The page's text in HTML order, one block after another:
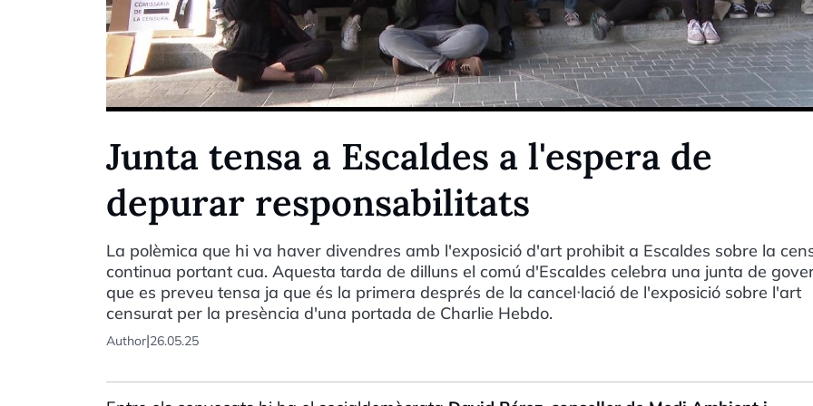
Junta tensa a Escaldes a l'espera de
depurar responsabilitats
La polèmica que hi va haver divendres amb l'exposició d'art prohibit a Escaldes sobre la
continua portant cua. Aquesta tarda de dilluns el comú d'Escaldes celebra una junta de
que es preveu tensa ja que és la primera després de la cancel·lació de l'exposició sobre l'art
censurat per la presència d'una portada de Charlie Hebdo.
Author|26.05.25